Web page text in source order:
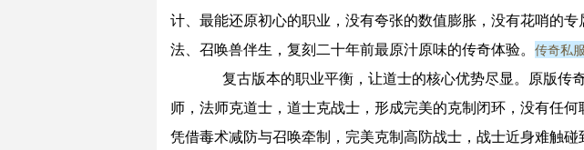
计、最能还原初心的职业，没有夸张的数值膨胀，没有花哨的
法、召唤兽伴生，复刻二十年前最原汁原味的传奇体验。 传奇私服
复古版本的职业平衡，让道士的核心优势尽显。原版传
师，法师克道士，道士克战士，形成完美的克制闭环，没有任
凭借毒术减防与召唤牵制，完美克制高防战士，战士近身难触